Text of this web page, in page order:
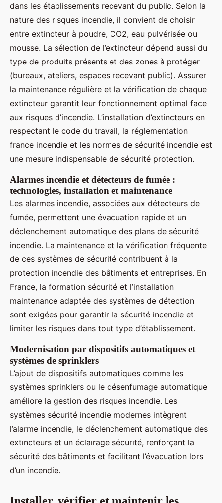
dans les établissements recevant du public. Selon la
nature des risques incendie, il convient de choisir
entre extincteur à poudre, CO2, eau pulvérisée ou
mousse. La sélection de l’extincteur dépend aussi du
type de produits présents et des zones à protéger
(bureaux, ateliers, espaces recevant public). Assurer
la maintenance régulière et la vérification de chaque
extincteur garantit leur fonctionnement optimal face
aux risques d’incendie. L’installation d’extincteurs en
respectant le code du travail, la réglementation
france incendie et les normes de sécurité incendie est
une mesure indispensable de sécurité protection.
Alarmes incendie et détecteurs de fumée :
technologies, installation et maintenance
Les alarmes incendie, associées aux détecteurs de
fumée, permettent une évacuation rapide et un
déclenchement automatique des plans de sécurité
incendie. La maintenance et la vérification fréquente
de ces systèmes de sécurité contribuent à la
protection incendie des bâtiments et entreprises. En
France, la formation sécurité et l’installation
maintenance adaptée des systèmes de détection
sont exigées pour garantir la sécurité incendie et
limiter les risques dans tout type d’établissement.
Modernisation par dispositifs automatiques et
systèmes de sprinklers
L’ajout de dispositifs automatiques comme les
systèmes sprinklers ou le désenfumage automatique
améliore la gestion des risques incendie. Les
systèmes sécurité incendie modernes intègrent
l’alarme incendie, le déclenchement automatique des
extincteurs et un éclairage sécurité, renforçant la
sécurité des bâtiments et facilitant l’évacuation lors
d’un incendie.